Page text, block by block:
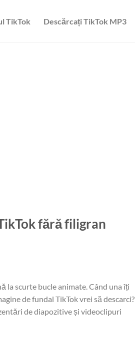
TikTok Descărcați TikTok MP3
fără filigran
la scurte bucle animate. Când una îți
de fundal TikTok vrei să descarci?
de diapozitive și videoclipuri